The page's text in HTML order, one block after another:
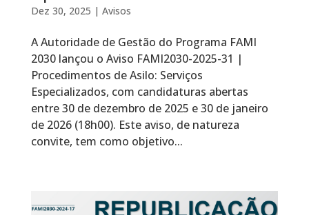
Dez 30, 2025 | Avisos
A Autoridade de Gestão do Programa FAMI
2030 lançou o Aviso FAMI2030-2025-31 |
Procedimentos de Asilo: Serviços
Especializados, com candidaturas abertas
entre 30 de dezembro de 2025 e 30 de janeiro
de 2026 (18h00). Este aviso, de natureza
convite, tem como objetivo...